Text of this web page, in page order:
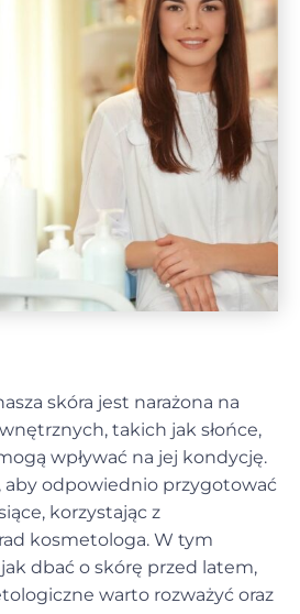
skóra jest narażona na
takich jak słońce,
wpływać na jej kondycję.
aby odpowiednio przygotować
korzystając z
kosmetologa. W tym
dbać o skórę przed latem,
warto rozważyć oraz